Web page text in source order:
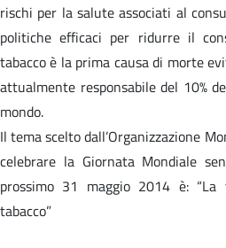
rischi per la salute associati al
politiche efficaci per ridurre il
tabacco è la prima causa di morte
attualmente responsabile del 10%
mondo.
Il tema scelto dall’Organizzazione
celebrare la Giornata Mondiale
prossimo 31 maggio 2014 è:
tabacco”